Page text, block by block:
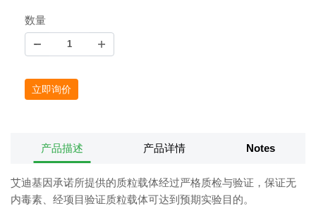
数量
立即询价
产品描述 产品详情 Notes
艾迪基因承诺所提供的质粒载体经过严格质检与验证，保证无
内毒素、经项目验证质粒载体可达到预期实验目的。